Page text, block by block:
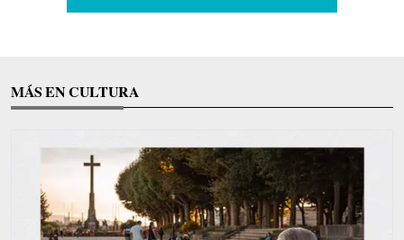
MÁS EN CULTURA